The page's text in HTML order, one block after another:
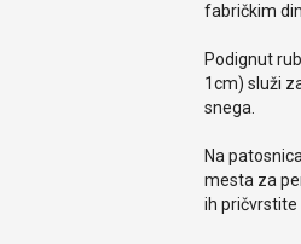
fabričkim
Podignut
1cm) služi
snega.
Na
mesta za
ih pričvrstite